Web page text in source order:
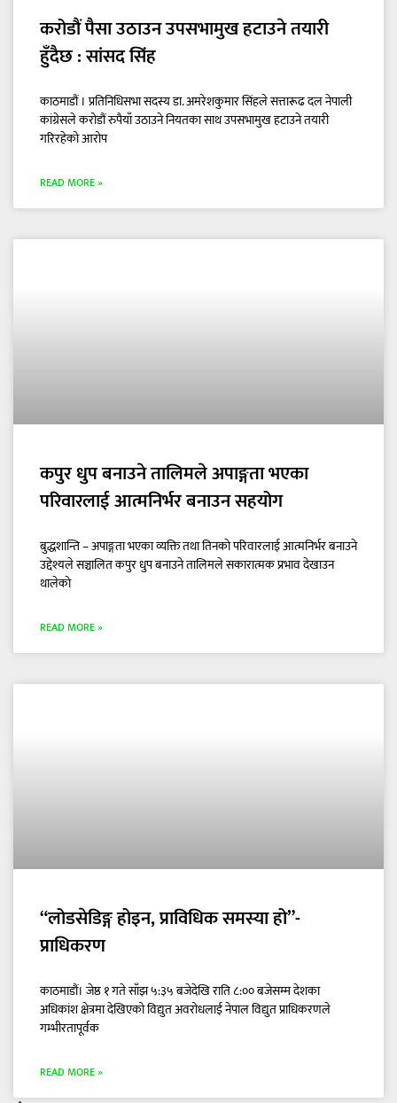
करोडौं पैसा उठाउन उपसभामुख हटाउने तयारी
हुँदैछ : सांसद सिंह
काठमाडौं । प्रतिनिधिसभा सदस्य डा. अमरेशकुमार सिंहले सत्तारूढ दल नेपाली
कांग्रेसले करोडौं रुपैयाँ उठाउने नियतका साथ उपसभामुख हटाउने तयारी
गरिरहेको आरोप
READ MORE »
कपुर धुप बनाउने तालिमले अपाङ्गता भएका
परिवारलाई आत्मनिर्भर बनाउन सहयोग
बुद्धशान्ति – अपाङ्गता भएका व्यक्ति तथा तिनकाे परिवारलाई आत्मनिर्भर बनाउने
उद्देश्यले सञ्चालित कपुर धुप बनाउने तालिमले सकारात्मक प्रभाव देखाउन
थालेकाे
READ MORE »
“लोडसेडिङ्ग होइन, प्राविधिक समस्या हो”-
प्राधिकरण
काठमाडौं। जेष्ठ १ गते साँझ ५:३५ बजेदेखि राति ८:०० बजेसम्म देशका
अधिकांश क्षेत्रमा देखिएको विद्युत अवरोधलाई नेपाल विद्युत प्राधिकरणले
गम्भीरतापूर्वक
READ MORE »